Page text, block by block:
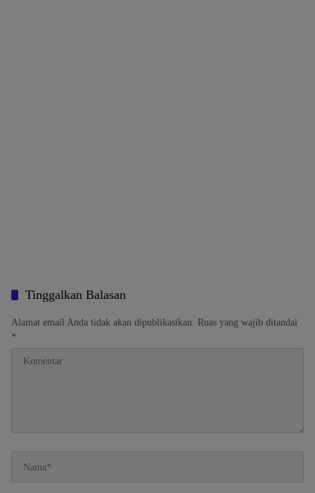
Tinggalkan Balasan
Alamat email Anda tidak akan dipublikasikan. Ruas yang wajib ditandai
*